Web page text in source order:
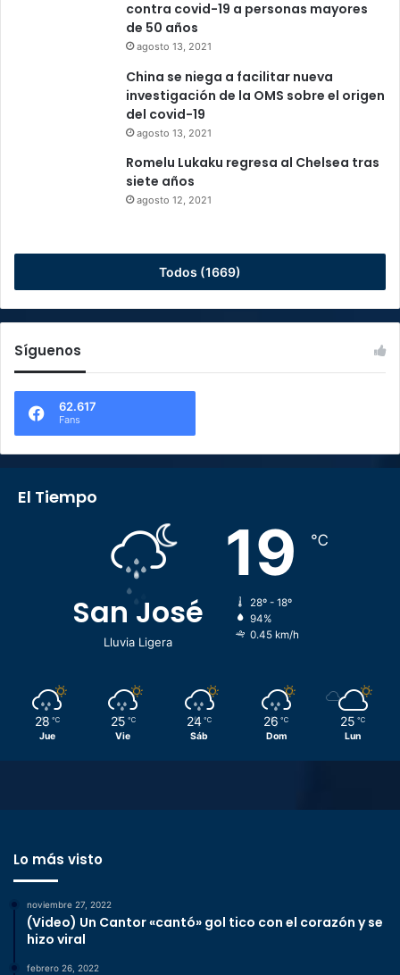
contra covid-19 a personas mayores
de 50 años
agosto 13, 2021
China se niega a facilitar nueva
investigación de la OMS sobre el origen
del covid-19
agosto 13, 2021
Romelu Lukaku regresa al Chelsea tras
siete años
agosto 12, 2021
Todos (1669)
Síguenos
62.617
Fans
El Tiempo
San José
Lluvia Ligera
19 ℃
28º - 18º
94%
0.45 km/h
28 ℃
Jue
25 ℃
Vie
24 ℃
Sáb
26 ℃
Dom
25 ℃
Lun
Lo más visto
noviembre 27, 2022
(Video) Un Cantor «cantó» gol tico con el corazón y se
hizo viral
febrero 26, 2022